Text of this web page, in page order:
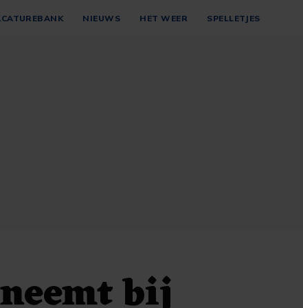
NIEUWS HET WEER SPELLETJES